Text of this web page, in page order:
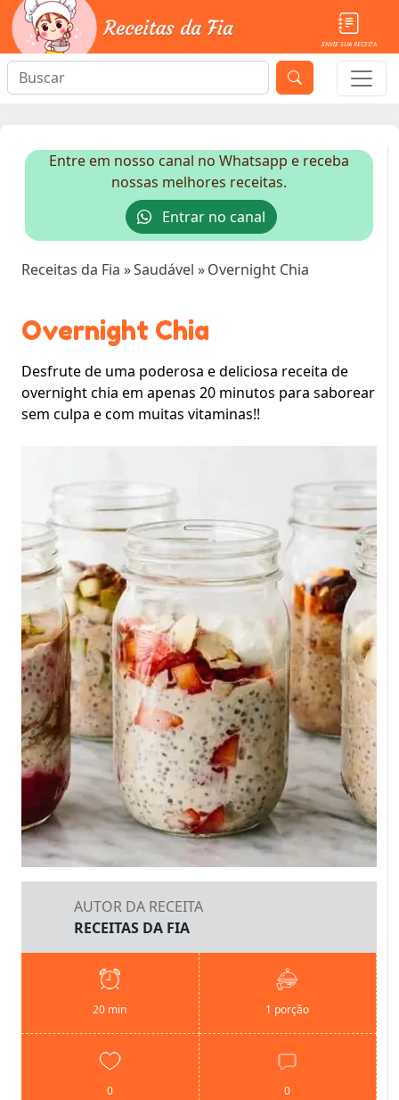
ENVIE SUA RECEITA
Entre em nosso canal no Whatsapp e receba
nossas melhores receitas.
Entrar no canal
Receitas da Fia »Saudável »Overnight Chia
Overnight Chia
Desfrute de uma poderosa e deliciosa receita de
overnight chia em apenas 20 minutos para saborear
sem culpa e com muitas vitaminas!!
AUTOR DA RECEITA
RECEITAS DA FIA
20 min 1 porção
0 0